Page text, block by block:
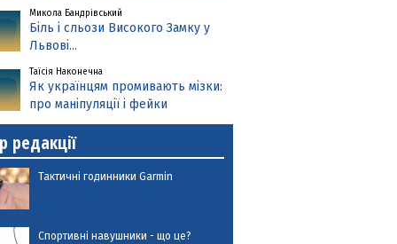
Микола Бандрівський
Біль і сльози Високого Замку у
Львові...
Таїсія Наконечна
Як українцям промивають мізки:
про маніпуляції і фейки
редакції
Тактичні годинники Garmin
Спортивні навушники - що це?